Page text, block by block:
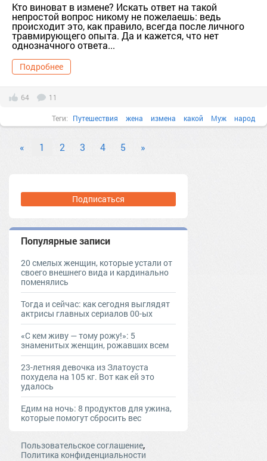
Кто виноват в измене? Искать ответ на такой
непростой вопрос никому не пожелаешь: ведь
происходит это, как правило, всегда после личного
травмирующего опыта. Да и кажется, что нет
однозначного ответа...
Подробнее
64 11
Теги: Путешествия жена измена какой Муж народ
« 1 2 3 4 5 »
Подписаться
Популярные записи
20 смелых женщин, которые устали от
своего внешнего вида и кардинально
поменялись
Тогда и сейчас: как сегодня выглядят
актрисы главных сериалов 00-ых
«С кем живу — тому рожу!»: 5
знаменитых женщин, рожавших всем
23-летняя девочка из Златоуста
похудела на 105 кг. Вот как ей это
удалось
Едим на ночь: 8 продуктов для ужина,
которые помогут сбросить вес
Пользовательское соглашение,
Политика конфиденциальности